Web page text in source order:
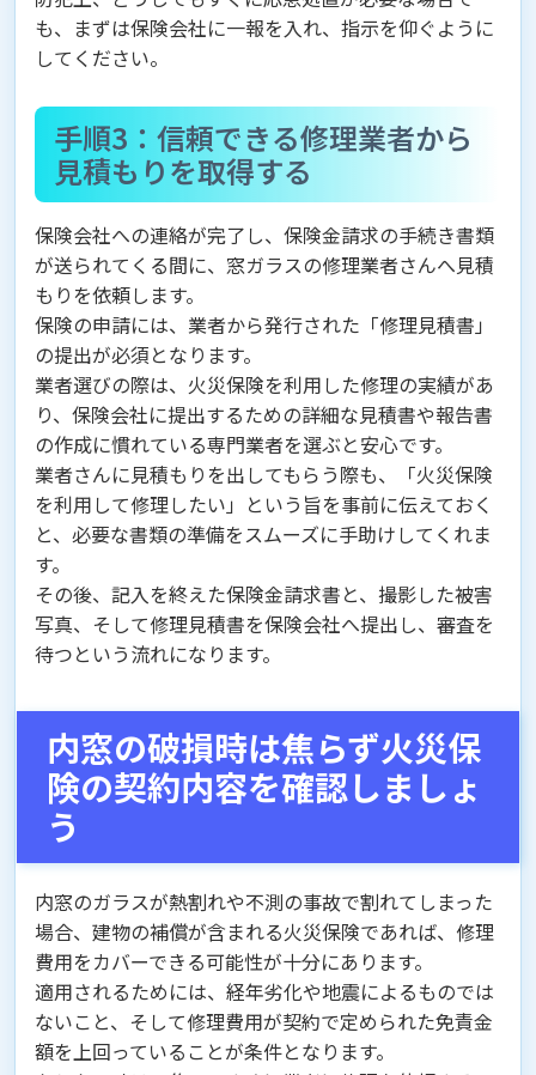
も、まずは保険会社に一報を入れ、指示を仰ぐように
してください。
手順3：信頼できる修理業者から
見積もりを取得する
保険会社への連絡が完了し、保険金請求の手続き書類
が送られてくる間に、窓ガラスの修理業者さんへ見積
もりを依頼します。
保険の申請には、業者から発行された「修理見積書」
の提出が必須となります。
業者選びの際は、火災保険を利用した修理の実績があ
り、保険会社に提出するための詳細な見積書や報告書
の作成に慣れている専門業者を選ぶと安心です。
業者さんに見積もりを出してもらう際も、「火災保険
を利用して修理したい」という旨を事前に伝えておく
と、必要な書類の準備をスムーズに手助けしてくれま
す。
その後、記入を終えた保険金請求書と、撮影した被害
写真、そして修理見積書を保険会社へ提出し、審査を
待つという流れになります。
内窓の破損時は焦らず火災保
険の契約内容を確認しましょ
う
内窓のガラスが熱割れや不測の事故で割れてしまった
場合、建物の補償が含まれる火災保険であれば、修理
費用をカバーできる可能性が十分にあります。
適用されるためには、経年劣化や地震によるものでは
ないこと、そして修理費用が契約で定められた免責金
額を上回っていることが条件となります。